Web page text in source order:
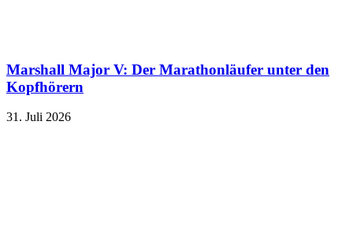
Marshall Major V: Der Marathonläufer unter den
Kopfhörern
31. Juli 2026